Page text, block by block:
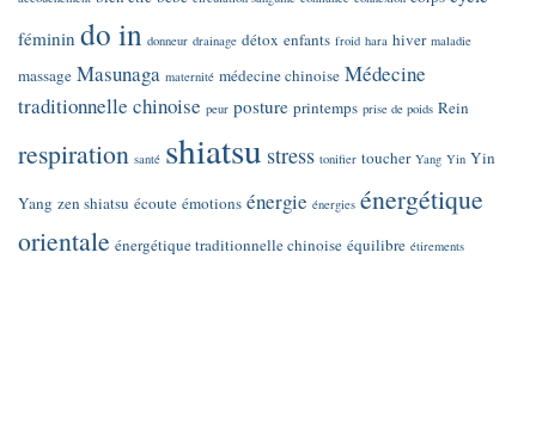
féminin do in donneur drainage détox enfants froid hara hiver maladie
massage Masunaga maternité médecine chinoise Médecine
traditionnelle chinoise peur posture printemps prise de poids Rein
respiration santé shiatsu stress tonifier toucher Yang Yin Yin
Yang zen shiatsu écoute émotions énergie énergies énergétique
orientale énergétique traditionnelle chinoise équilibre étirements